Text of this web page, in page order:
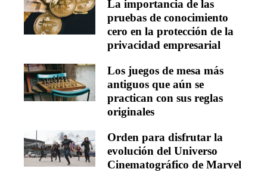
La importancia de las
pruebas de conocimiento
cero en la protección de la
privacidad empresarial
Los juegos de mesa más
antiguos que aún se
practican con sus reglas
originales
Orden para disfrutar la
evolución del Universo
Cinematográfico de Marvel